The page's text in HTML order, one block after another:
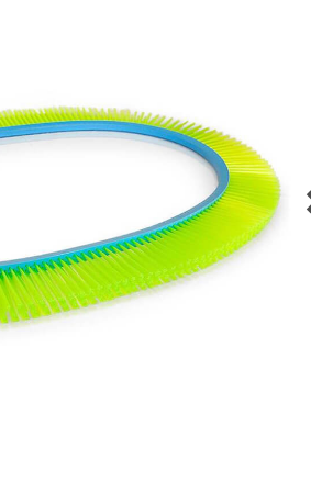
WERKEN BIJ KOTI-
BEURSOVERZICHT
NIEUWS